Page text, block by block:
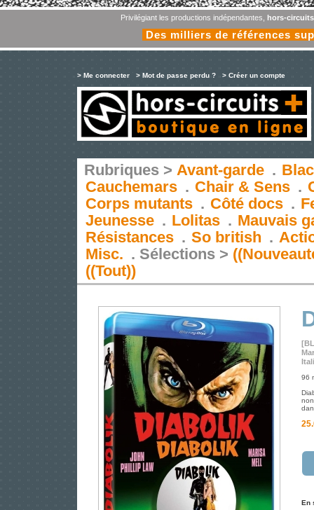
Privilégiant les productions indépendantes, hors-
Des milliers de références
> Me connecter > Mot de passe perdu ? > Créer un compte
Rubriques > Avant-garde .
Cauchemars . Chair & Sens .
Corps mutants . Côté docs .
Jeunesse . Lolitas . Mauvais
Résistances . So british .
Misc. . Sélections >
((Tout))
96
En